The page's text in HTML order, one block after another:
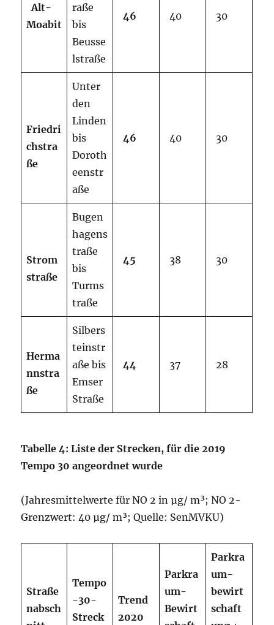
Alt-
Moabit
raße
bis
Beusse
lstraße
46 40 30
Friedri
chstra
ße
Unter
den
Linden
bis
Doroth
eenstr
aße
46 40 30
Strom
straße
Bugen
hagens
traße
bis
Turms
traße
45 38 30
Herma
nnstra
ße
Silbers
teinstr
aße bis
Emser
Straße
44 37 28
Tabelle 4: Liste der Strecken, für die 2019
Tempo 30 angeordnet wurde
(Jahresmittelwerte für NO 2 in µg/ m³; NO 2-
Grenzwert: 40 µg/ m³; Quelle: SenMVKU)
Straße
nabsch
Tempo
-30-
Streck
Trend
2020
Parkra
um-
Bewirt
Parkra
um-
bewirt
schaft